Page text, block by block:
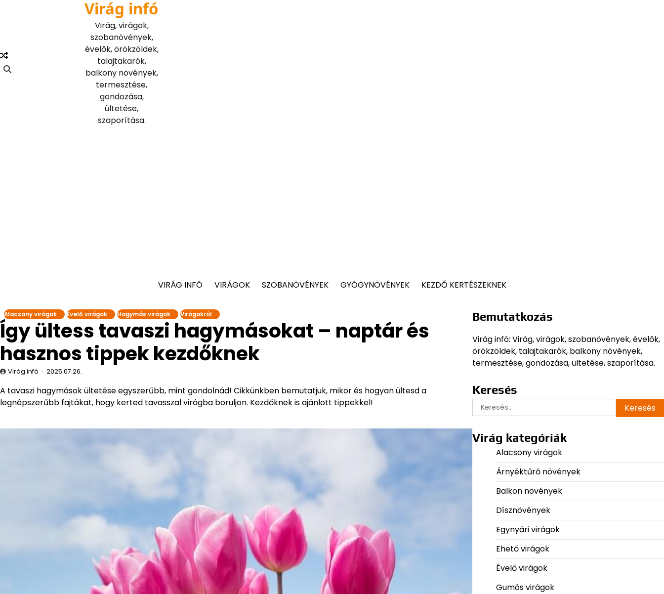
Virág infó
Virág, virágok,
szobanövények,
évelők, örökzöldek,
talajtakarók,
balkony növények,
termesztése,
gondozása,
ültetése,
szaporítása.
VIRÁG INFÓ VIRÁGOK SZOBANÖVÉNYEK GYÓGYNÖVÉNYEK KEZDŐ KERTÉSZEKNEK
Alacsony virágok Évelő virágok Hagymás virágok Virágokról
Így ültess tavaszi hagymásokat – naptár és
hasznos tippek kezdőknek
Virág infó 2025.07.26.
A tavaszi hagymások ültetése egyszerűbb, mint gondolnád! Cikkünkben bemutatjuk, mikor és hogyan ültesd a
legnépszerűbb fajtákat, hogy kerted tavasszal virágba boruljon. Kezdőknek is ajánlott tippekkel!
Bemutatkozás
Virág infó: Virág, virágok, szobanövények, évelők,
örökzöldek, talajtakarók, balkony növények,
termesztése, gondozása, ültetése, szaporítása.
Keresés
Keresés:
Virág kategóriák
Alacsony virágok
Árnyéktűrő növények
Balkon növények
Dísznövények
Egynyári virágok
Ehető virágok
Évelő virágok
Gumós virágok